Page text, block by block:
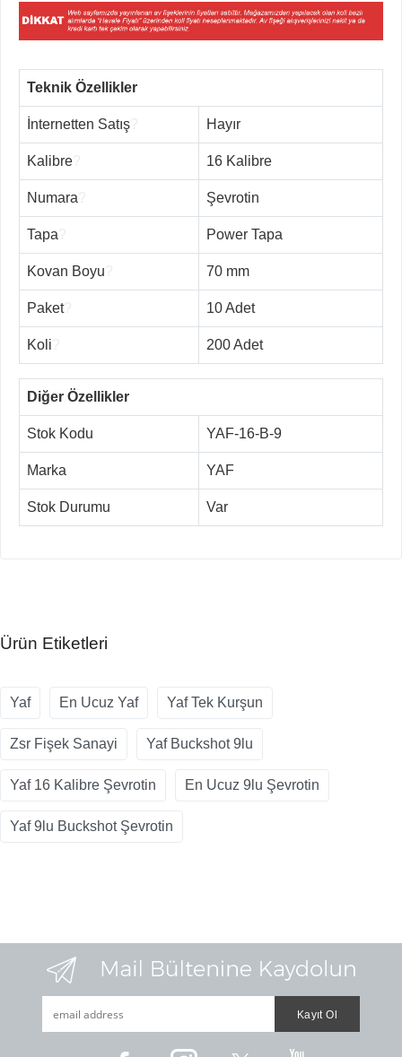
Teknik Özellikler
İnternetten Satış Hayır
Kalibre 16 Kalibre
Numara Şevrotin
Tapa Power Tapa
Kovan Boyu 70 mm
Paket? 10 Adet
Koli 200 Adet
Diğer Özellikler
Stok Kodu YAF-16-B-9
Marka YAF
Stok Durumu Var
Ürün Etiketleri
Yaf En Ucuz Yaf Yaf Tek Kurşun
Zsr Fişek Sanayi Yaf Buckshot 9lu
Yaf 16 Kalibre Şevrotin En Ucuz 9lu Şevrotin
Yaf 9lu Buckshot Şevrotin